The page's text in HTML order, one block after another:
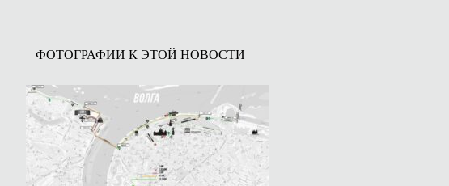
ФОТОГРАФИИ К ЭТОЙ НОВОСТИ